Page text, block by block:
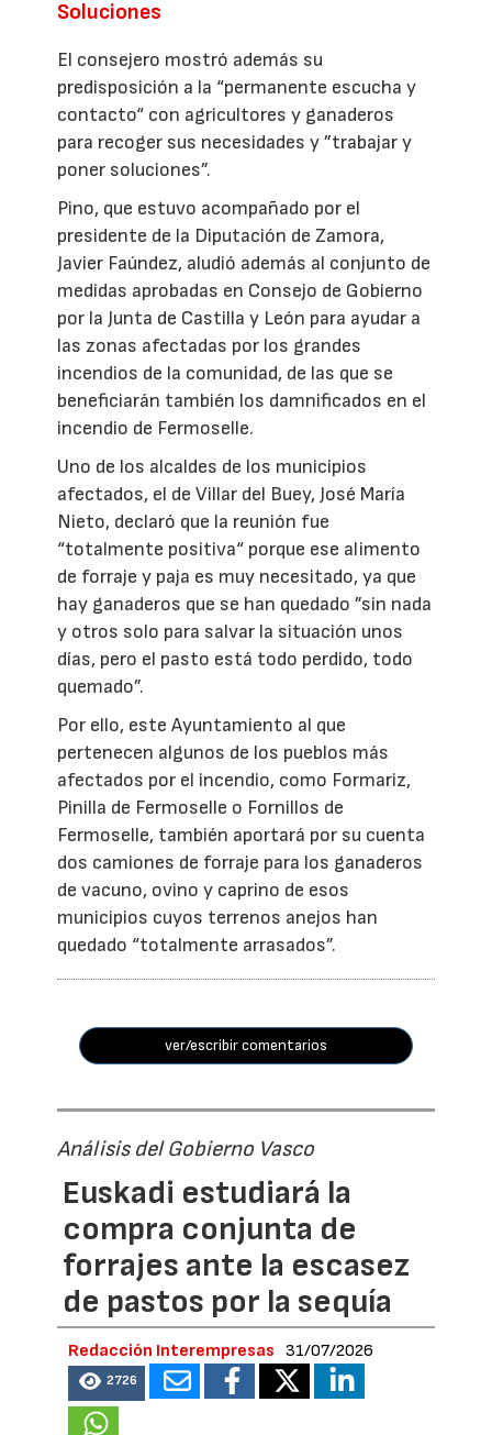
Soluciones
El consejero mostró además su
predisposición a la “permanente escucha y
contacto“ con agricultores y ganaderos
para recoger sus necesidades y ”trabajar y
poner soluciones”.
Pino, que estuvo acompañado por el
presidente de la Diputación de Zamora,
Javier Faúndez, aludió además al conjunto de
medidas aprobadas en Consejo de Gobierno
por la Junta de Castilla y León para ayudar a
las zonas afectadas por los grandes
incendios de la comunidad, de las que se
beneficiarán también los damnificados en el
incendio de Fermoselle.
Uno de los alcaldes de los municipios
afectados, el de Villar del Buey, José María
Nieto, declaró que la reunión fue
“totalmente positiva“ porque ese alimento
de forraje y paja es muy necesitado, ya que
hay ganaderos que se han quedado ”sin nada
y otros solo para salvar la situación unos
días, pero el pasto está todo perdido, todo
quemado”.
Por ello, este Ayuntamiento al que
pertenecen algunos de los pueblos más
afectados por el incendio, como Formariz,
Pinilla de Fermoselle o Fornillos de
Fermoselle, también aportará por su cuenta
dos camiones de forraje para los ganaderos
de vacuno, ovino y caprino de esos
municipios cuyos terrenos anejos han
quedado “totalmente arrasados”.
ver/escribir comentarios
Análisis del Gobierno Vasco
Euskadi estudiará la
compra conjunta de
forrajes ante la escasez
de pastos por la sequía
Redacción Interempresas 31/07/2026
2726